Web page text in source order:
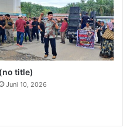
(no title)
Juni 10, 2026